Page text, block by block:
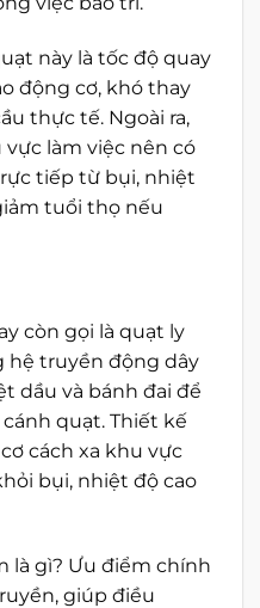
này là tốc độ quay
động cơ, khó thay
thực tế. Ngoài ra,
làm việc nên có
tiếp từ bụi, nhiệt
tuổi thọ nếu
còn gọi là quạt ly
hệ truyền động dây
dầu và bánh đai để
quạt. Thiết kế
cách xa khu vực
bụi, nhiệt độ cao
là gì? Ưu điểm chính
giúp điều